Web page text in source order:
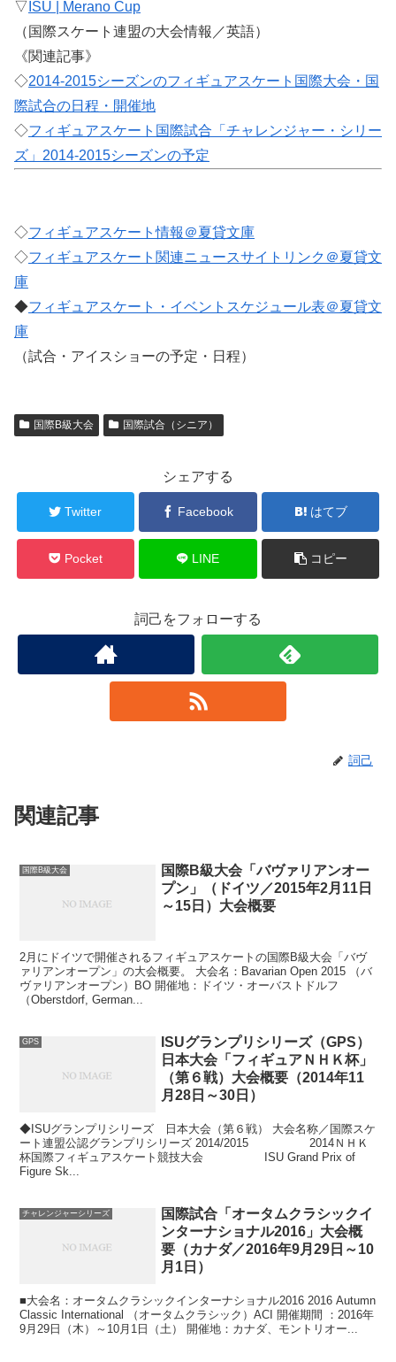
▽ ISU | Merano Cup
（国際スケート連盟の大会情報／英語）
《関連記事》
◇2014-2015シーズンのフィギュアスケート国際大会・国
際試合の日程・開催地
◇フィギュアスケート国際試合「チャレンジャー・シリー
ズ」2014-2015シーズンの予定
◇フィギュアスケート情報＠夏貸文庫
◇フィギュアスケート関連ニュースサイトリンク＠夏貸文
庫
◆フィギュアスケート・イベントスケジュール表＠夏貸文
庫
（試合・アイスショーの予定・日程）
国際B級大会 国際試合（シニア）
シェアする
Twitter Facebook はてブ
Pocket LINE コピー
詞己をフォローする
詞己
関連記事
国際B級大会
国際B級大会「バヴァリアンオー
プン」（ドイツ／2015年2月11日
～15日）大会概要
2月にドイツで開催されるフィギュアスケートの国際B級大会「バヴ
ァリアンオープン」の大会概要。 大会名：Bavarian Open 2015 （バ
ヴァリアンオープン）BO 開催地：ドイツ・オーバストドルフ
（Oberstdorf, German...
GPS
ISUグランプリシリーズ（GPS）
日本大会「フィギュアＮＨＫ杯」
（第６戦）大会概要（2014年11
月28日～30日）
◆ISUグランプリシリーズ 日本大会（第６戦） 大会名称／国際スケ
ート連盟公認グランプリシリーズ 2014/2015 2014ＮＨＫ
杯国際フィギュアスケート競技大会 ISU Grand Prix of
Figure Sk...
チャレンジャーシリーズ
国際試合「オータムクラシックイ
ンターナショナル2016」大会概
要（カナダ／2016年9月29日～10
月1日）
■大会名：オータムクラシックインターナショナル2016 2016 Autumn
Classic International （オータムクラシック）ACI 開催期間 ：2016年
9月29日（木）～10月1日（土） 開催地：カナダ、モントリオー...